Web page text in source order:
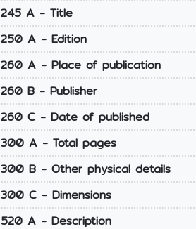
245 A - Title
250 A - Edition
260 A - Place of publication
260 B - Publisher
260 C - Date of published
300 A - Total pages
300 B - Other physical details
300 C - Dimensions
520 A - Description